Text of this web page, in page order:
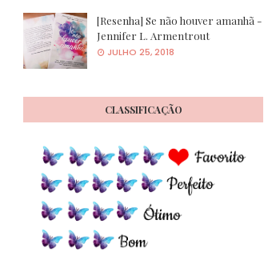
[Resenha] Se não houver amanhã -
Jennifer L. Armentrout
JULHO 25, 2018
CLASSIFICAÇÃO